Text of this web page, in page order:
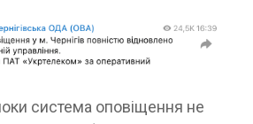
система оповіщення не